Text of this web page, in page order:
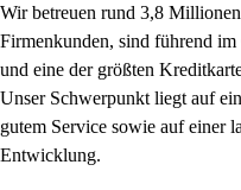
Wir betreuen rund 3,8
Firmenkunden, sind führend
und eine der größten
Unser Schwerpunkt liegt auf
gutem Service sowie auf einer
Entwicklung.